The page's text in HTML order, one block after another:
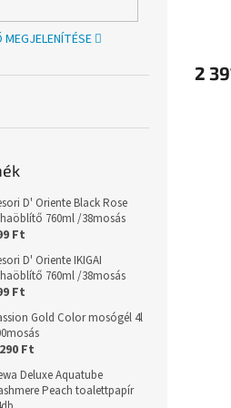
MEGJELENÍTÉSE
D' Oriente Black Rose
760ml /38mosás
Ft
D' Oriente IKIGAI
760ml /38mosás
Ft
Gold Color mosógél 4l
Ft
Deluxe Aquatube
Peach toalettpapír
2